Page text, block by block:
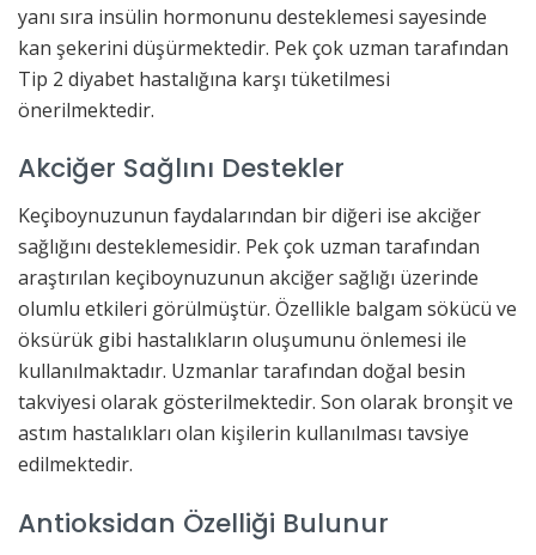
yanı sıra insülin hormonunu desteklemesi sayesinde
kan şekerini düşürmektedir. Pek çok uzman tarafından
Tip 2 diyabet hastalığına karşı tüketilmesi
önerilmektedir.
Akciğer Sağlını Destekler
Keçiboynuzunun faydalarından bir diğeri ise akciğer
sağlığını desteklemesidir. Pek çok uzman tarafından
araştırılan keçiboynuzunun akciğer sağlığı üzerinde
olumlu etkileri görülmüştür. Özellikle balgam sökücü ve
öksürük gibi hastalıkların oluşumunu önlemesi ile
kullanılmaktadır. Uzmanlar tarafından doğal besin
takviyesi olarak gösterilmektedir. Son olarak bronşit ve
astım hastalıkları olan kişilerin kullanılması tavsiye
edilmektedir.
Antioksidan Özelliği Bulunur